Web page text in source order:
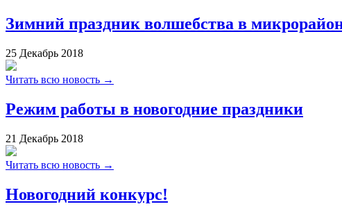
Зимний праздник волшебства в
25 Декабрь 2018
Читать всю новость →
Режим работы в новогодние праздники
21 Декабрь 2018
Читать всю новость →
Новогодний конкурс!